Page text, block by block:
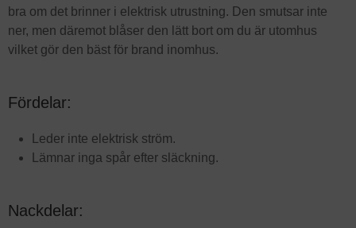
bra om det brinner i elektrisk utrustning. Den smutsar inte
ner, men däremot blåser den lätt bort om du är utomhus
vilket gör den bäst för brand inomhus.
Fördelar:
Leder inte elektrisk ström.
Lämnar inga spår efter släckning.
Nackdelar: